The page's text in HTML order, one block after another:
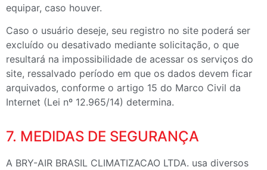
equipar, caso houver.
Caso o usuário deseje, seu registro no site poderá ser
excluído ou desativado mediante solicitação, o que
resultará na impossibilidade de acessar os serviços do
site, ressalvado período em que os dados devem ficar
arquivados, conforme o artigo 15 do Marco Civil da
Internet (Lei nº 12.965/14) determina.
7. MEDIDAS DE SEGURANÇA
A BRY-AIR BRASIL CLIMATIZACAO LTDA. usa diversos